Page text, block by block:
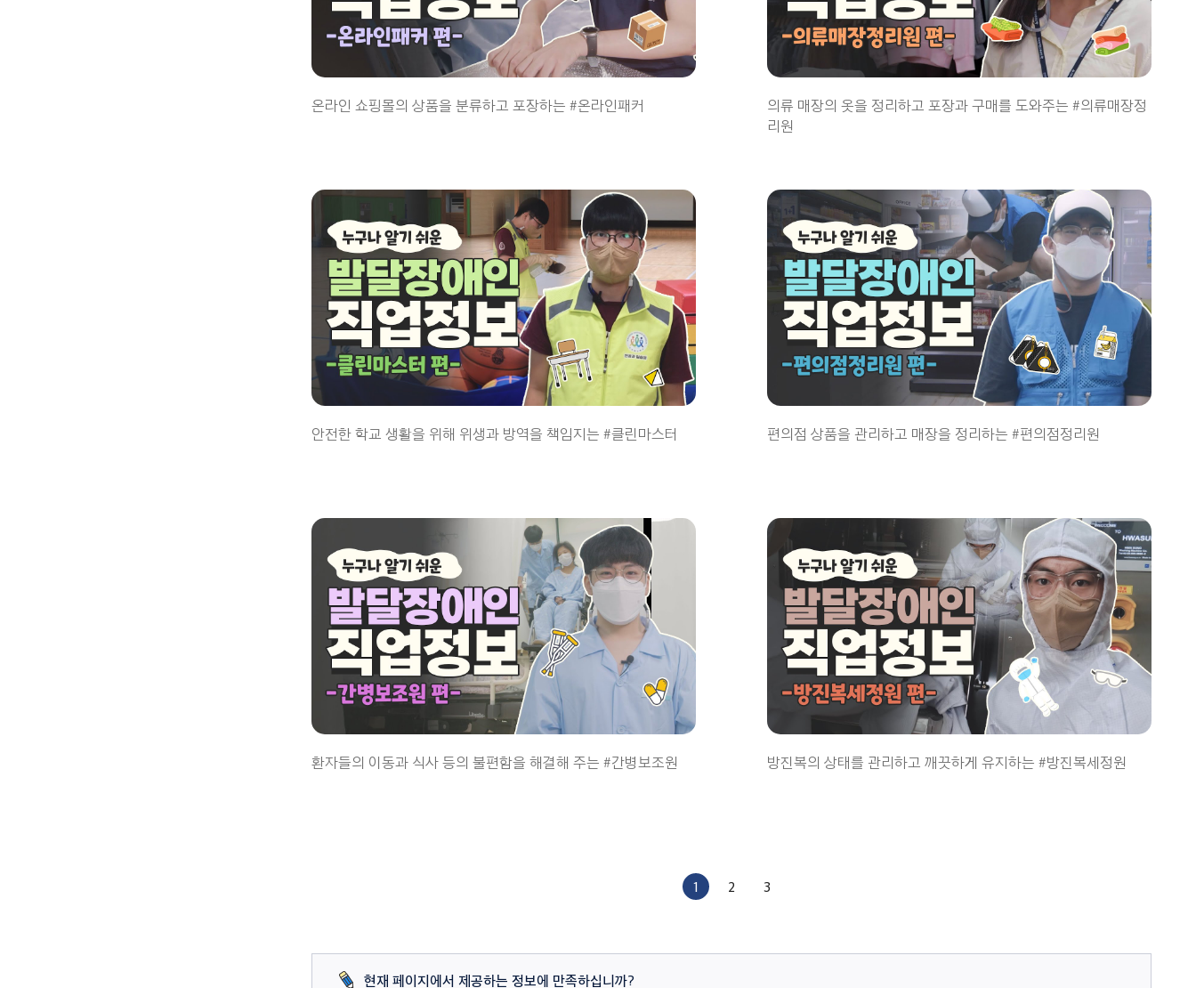
온라인 쇼핑몰의 상품을 분류하고 포장하는 #온라인패커
의류 매장의 옷을 정리하고 포장과 구매를 도와주는 #의류매장정
리원
안전한 학교 생활을 위해 위생과 방역을 책임지는 #클린마스터 편의점 상품을 관리하고 매장을 정리하는 #편의점정리원
환자들의 이동과 식사 등의 불편함을 해결해 주는 #간병보조원 방진복의 상태를 관리하고 깨끗하게 유지하는 #방진복세정원
1 2 3
현재 페이지에서 제공하는 정보에 만족하십니까?